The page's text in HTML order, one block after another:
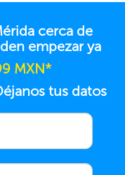
cerca de
empezar ya
MXN*
tus datos